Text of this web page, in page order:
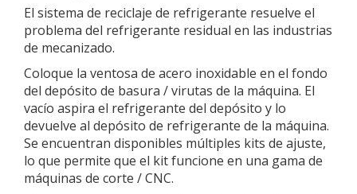
El sistema de reciclaje de refrigerante resuelve el
problema del refrigerante residual en las industrias
de mecanizado.
Coloque la ventosa de acero inoxidable en el fondo
del depósito de basura / virutas de la máquina. El
vacío aspira el refrigerante del depósito y lo
devuelve al depósito de refrigerante de la máquina.
Se encuentran disponibles múltiples kits de ajuste,
lo que permite que el kit funcione en una gama de
máquinas de corte / CNC.